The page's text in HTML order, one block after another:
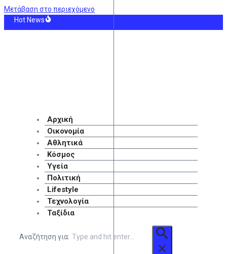
Μετάβαση στο περιεχόμενο
Hot News
Αρχική
Οικονομία
Αθλητικά
Κόσμος
Υγεία
Πολιτική
Lifestyle
Τεχνολογία
Ταξίδια
Αναζήτηση για: